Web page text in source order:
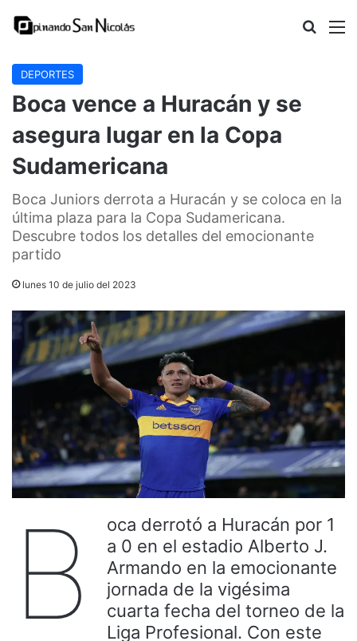
Buscar
DEPORTES
Boca vence a Huracán y se
asegura lugar en la Copa
Sudamericana
Boca Juniors derrota a Huracán y se coloca en la
última plaza para la Copa Sudamericana.
Descubre todos los detalles del emocionante
partido
lunes 10 de julio del 2023
B
oca derrotó a Huracán por 1
a 0 en el estadio Alberto J.
Armando en la emocionante
jornada de la vigésima
cuarta fecha del torneo de la
Liga Profesional. Con este